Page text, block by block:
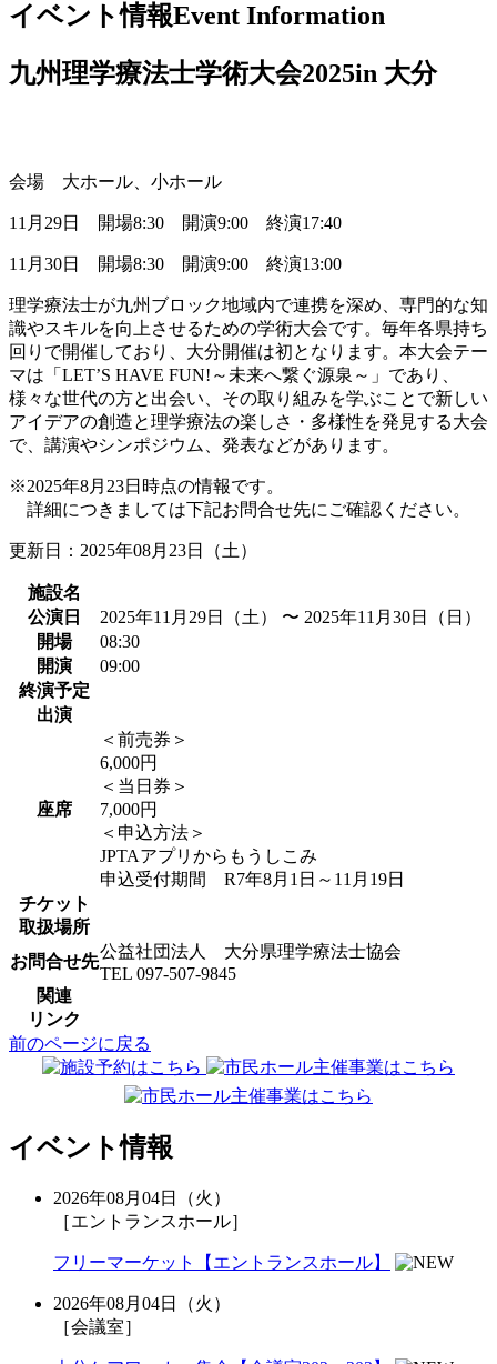
イベント情報Event Information
九州理学療法士学術大会2025in 大分
会場 大ホール、小ホール
11月29日 開場8:30 開演9:00 終演17:40
11月30日 開場8:30 開演9:00 終演13:00
理学療法士が九州ブロック地域内で連携を深め、専門的な知
識やスキルを向上させるための学術大会です。毎年各県持ち
回りで開催しており、大分開催は初となります。本大会テー
マは「LET’S HAVE FUN!～未来へ繋ぐ源泉～」であり、
様々な世代の方と出会い、その取り組みを学ぶことで新しい
アイデアの創造と理学療法の楽しさ・多様性を発見する大会
で、講演やシンポジウム、発表などがあります。
※2025年8月23日時点の情報です。
詳細につきましては下記お問合せ先にご確認ください。
更新日：2025年08月23日（土）
施設名
公演日
2025年11月29日（土） 〜 2025年11月30日（日）
開場
08:30
開演
09:00
終演予定
出演
座席
＜前売券＞
6,000円
＜当日券＞
7,000円
＜申込方法＞
JPTAアプリからもうしこみ
申込受付期間 R7年8月1日～11月19日
チケット
取扱場所
お問合せ先
公益社団法人 大分県理学療法士協会
TEL 097-507-9845
関連
リンク
前のページに戻る
イベント情報
2026年08月04日（火）
［エントランスホール］
フリーマーケット【エントランスホール】
2026年08月04日（火）
［会議室］